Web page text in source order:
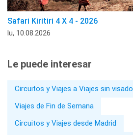
Safari Kiritiri 4 X 4 - 2026
lu, 10.08.2026
Le puede interesar
Circuitos y Viajes a Viajes sin visado
Viajes de Fin de Semana
Circuitos y Viajes desde Madrid